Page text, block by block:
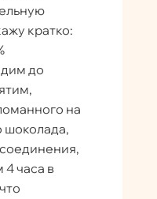
кратко:
до
на
шоколада,
часа в